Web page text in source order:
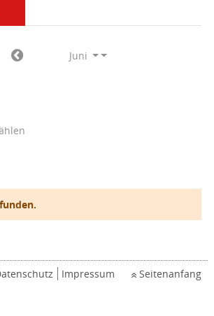
Juni
Impressum Seitenanfang